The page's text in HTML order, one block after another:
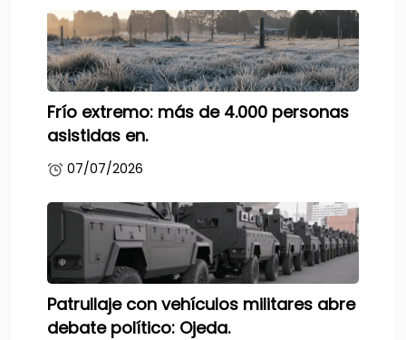
Frío extremo: más de 4.000 personas
asistidas en.
07/07/2026
Patrullaje con vehículos militares abre
debate político: Ojeda.